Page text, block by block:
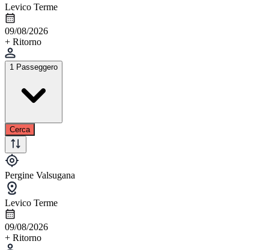
Levico Terme
09/08/2026
+ Ritorno
1 Passeggero
Cerca
Pergine Valsugana
Levico Terme
09/08/2026
+ Ritorno